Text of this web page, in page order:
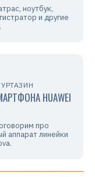
ноутбук,
и другие
HUAWEI
про
аппарат линейки